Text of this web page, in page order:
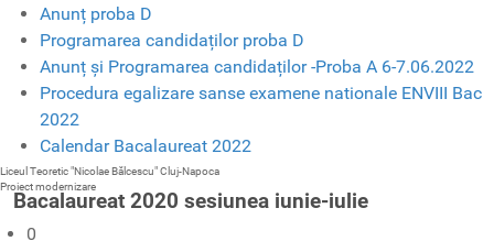
Liceul Teoretic "Nicolae Bălcescu" Cluj-Napoca
Proiect modernizare
0
Anunț proba D
Programarea candidaților proba D
Anunț și Programarea candidaților -Proba A 6-7.06.2022
Procedura egalizare sanse examene nationale ENVIII Bac
2022
Calendar Bacalaureat 2022
Bacalaureat 2020 sesiunea iunie-iulie